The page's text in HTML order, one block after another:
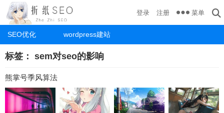
SEO优化 wordpress建站
登录 注册 菜单
标签： sem对seo的影响
熊掌号季风算法